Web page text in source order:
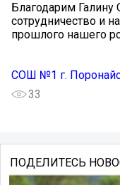
Благодарим Галину
сотрудничество и
прошлого нашего
СОШ №1 г.
33
ПОДЕЛИТЕСЬ